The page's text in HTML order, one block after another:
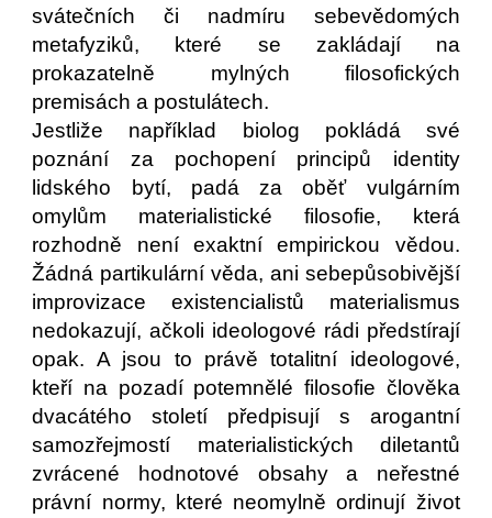
svátečních či nadmíru sebevědomých
metafyziků, které se zakládají na
prokazatelně mylných filosofických
premisách a postulátech.
Jestliže například biolog pokládá své
poznání za pochopení principů identity
lidského bytí, padá za oběť vulgárním
omylům materialistické filosofie, která
rozhodně není exaktní empirickou vědou.
Žádná partikulární věda, ani sebepůsobivější
improvizace existencialistů materialismus
nedokazují, ačkoli ideologové rádi předstírají
opak. A jsou to právě totalitní ideologové,
kteří na pozadí potemnělé filosofie člověka
dvacátého století předpisují s arogantní
samozřejmostí materialistických diletantů
zvrácené hodnotové obsahy a neřestné
právní normy, které neomylně ordinují život